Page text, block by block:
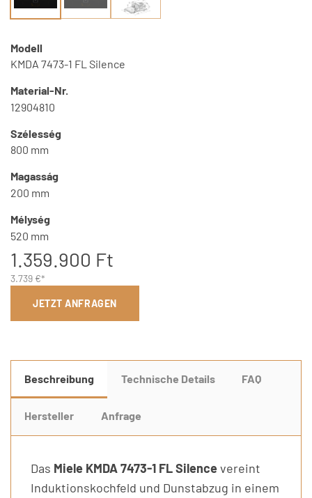
Modell
KMDA 7473-1 FL Silence
Material-Nr.
12904810
Szélesség
800 mm
Magasság
200 mm
Mélység
520 mm
1.359.900 Ft
3.739 €*
JETZT ANFRAGEN
Beschreibung Technische Details FAQ
Hersteller Anfrage
Das Miele KMDA 7473-1 FL Silencevereint
Induktionskochfeld und Dunstabzug in einem